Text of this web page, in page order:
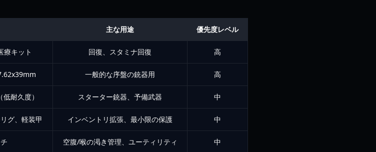
主な用途 優先度レベル
療キット 回復、スタミナ回復 高
一般的な序盤の銃器用 高
耐久度） スターター銃器、予備武器 中
グ、軽装甲 インベントリ拡張、最小限の保護 中
空腹/喉の渇き管理、ユーティリティ 中